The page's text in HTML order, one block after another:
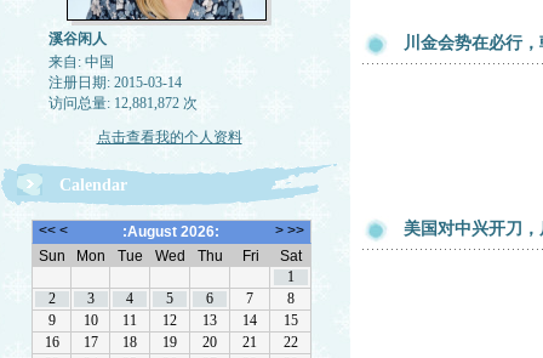
溪谷闲人
来自: 中国
注册日期: 2015-03-14
访问总量: 12,881,872 次
点击查看我的个人资料
Calendar
川金会势在必行
美国对中兴开刀